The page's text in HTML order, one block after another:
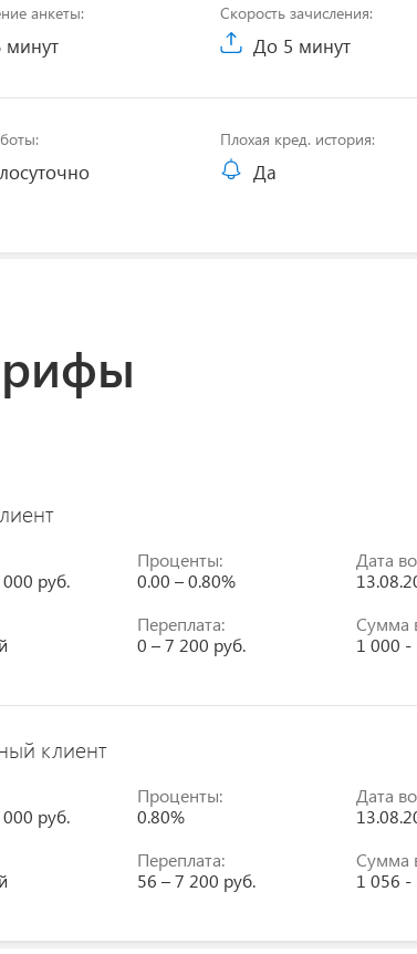
анкеты:
минут
Скорость зачисления:
До 5 минут
Плохая кред. история:
Да
руб.
Проценты:
0.00 – 0.80%
Дата
Переплата:
0 – 7 200 руб.
Сумма
1 000 -
клиент
руб.
Проценты:
0.80%
Дата
Переплата:
56 – 7 200 руб.
Сумма
1 056 -